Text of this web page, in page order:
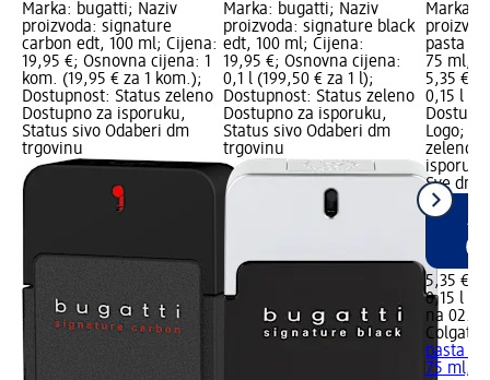
Marka: bugatti; Naziv
proizvoda: signature
carbon edt, 100 ml; Cijena:
19,95 €; Osnovna cijena: 1
kom. (19,95 € za 1 kom.);
Dostupnost: Status zeleno
Dostupno za isporuku,
Status sivo Odaberi dm
trgovinu
Marka: bugatti; Naziv
proizvoda: signature black
edt, 100 ml; Cijena:
19,95 €; Osnovna cijena:
0,1 l (199,50 € za 1 l);
Dostupnost: Status zeleno
Dostupno za isporuku,
Status sivo Odaberi dm
trgovinu
Marka:
pasta
75 ml,
5,35 €;
0,15 l
Logo;
zeleno
Sve dm
5,35 €
0,15 l
na
Colgate
pasta
75 ml,